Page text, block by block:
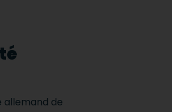
allemand de